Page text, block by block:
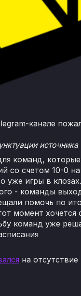
канале
источника
команд,
со счетом 10-0
уже игры в
- команды
помочь по
момент хочется
команд уже
на